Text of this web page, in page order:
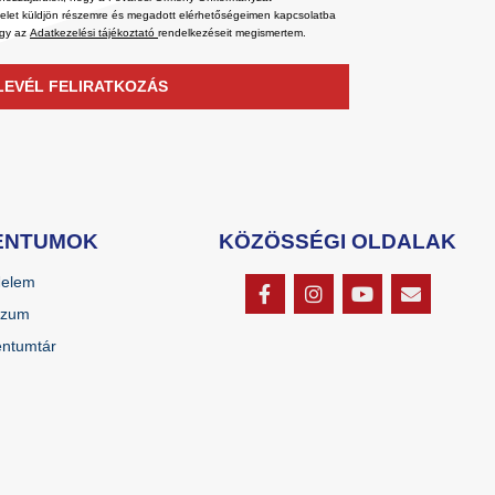
küldjön részemre és megadott elérhetőségeimen kapcsolatba
az Adatkezelési tájékoztató rendelkezéseit megismertem.
FELIRATKOZÁS
KÖZÖSSÉGI OLDALAK